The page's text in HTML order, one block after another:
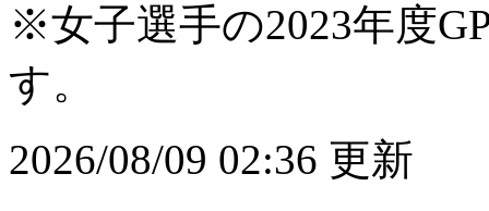
※女子選手の2023年度
す。
2026/08/09 02:36 更新